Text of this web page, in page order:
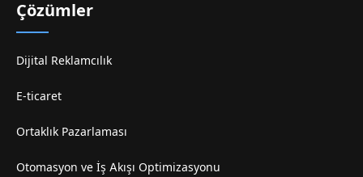
Çözümler
Dijital Reklamcılık
E-ticaret
Ortaklık Pazarlaması
Otomasyon ve İş Akışı Optimizasyonu